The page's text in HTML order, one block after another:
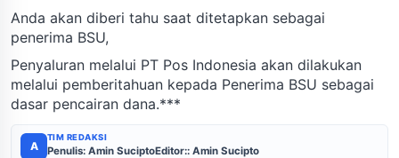
Anda akan diberi tahu saat ditetapkan sebagai
penerima BSU,
Penyaluran melalui PT Pos Indonesia akan dilakukan
melalui pemberitahuan kepada Penerima BSU sebagai
dasar pencairan dana.***
A
TIM REDAKSI
Penulis: Amin SuciptoEditor:: Amin Sucipto